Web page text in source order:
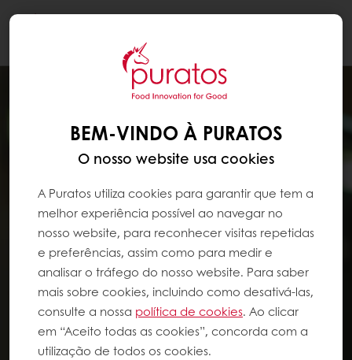
BEM-VINDO À PURATOS
O nosso website usa cookies
A Puratos utiliza cookies para garantir que tem a
melhor experiência possível ao navegar no
nosso website, para reconhecer visitas repetidas
e preferências, assim como para medir e
analisar o tráfego do nosso website. Para saber
mais sobre cookies, incluindo como desativá-las,
consulte a nossa política de cookies. Ao clicar
em “Aceito todas as cookies”, concorda com a
utilização de todos os cookies.